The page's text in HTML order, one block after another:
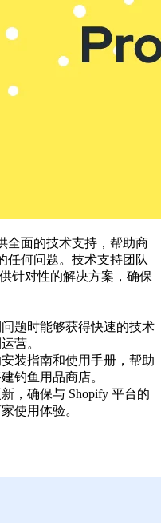
全面的技术支持，帮助商
任何问题。技术支持团队
针对性的解决方案，确保
问题时能够获得快速的技术
营。
安装指南和使用手册，帮助
钓鱼用品商店。
新，确保与 Shopify 平台的
使用体验。